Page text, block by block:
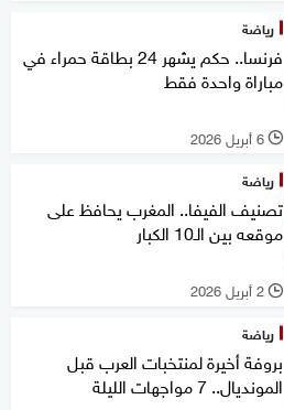
رياضة
فرنسا.. حكم يشهر 24 بطاقة حمراء في
مباراة واحدة فقط
l 6 أبريل 2026
رياضة
تصنيف الفيفا.. المغرب يحافظ على
موقعه بين الـ10 الكبار
l 2 أبريل 2026
رياضة
بروفة أخيرة لمنتخبات العرب قبل
المونديال.. 7 مواجهات الليلة